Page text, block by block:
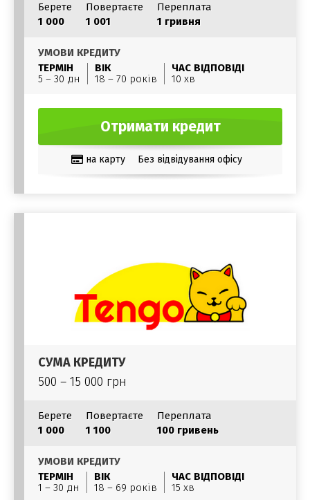
Берете
1 000
Повертаєте
1 001
Переплата
1 гривня
УМОВИ КРЕДИТУ
ТЕРМІН
5 – 30 дн
ВІК
18 – 70 років
ЧАС ВІДПОВІДІ
10 хв
Отримати кредит
на карту Без відвідування офісу
СУМА КРЕДИТУ
500 – 15 000 грн
Берете
1 000
Повертаєте
1 100
Переплата
100 гривень
УМОВИ КРЕДИТУ
ТЕРМІН
1 – 30 дн
ВІК
18 – 69 років
ЧАС ВІДПОВІДІ
15 хв